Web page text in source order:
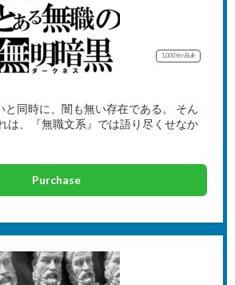
1,000YenBulk
と同時に、闇も無い存在である。 そん
は、『無職文系』では語り尽くせなか
Purchase